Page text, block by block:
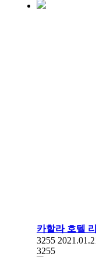
카할라 호텔
3255
3255